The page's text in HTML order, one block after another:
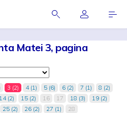
Matei 3, pagina
3 (2) 4 (1) 5 (6) 6 (2) 7 (1)
8 (2)
14 (2) 15 (2) 16 17 18 (3)
19 (2)
25 (2) 26 (2) 27 (1) 28